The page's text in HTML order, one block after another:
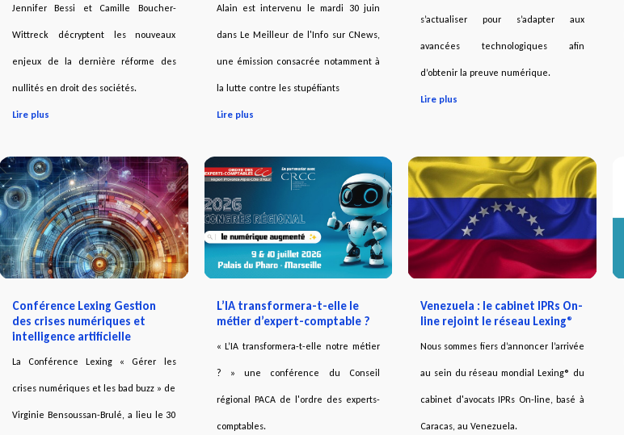
Jennifer Bessi et Camille Boucher-
Wittreck décryptent les nouveaux
enjeux de la dernière réforme des
nullités en droit des sociétés.
Lire plus
Alain est intervenu le mardi 30 juin
dans Le Meilleur de l'Info sur CNews,
une émission consacrée notamment à
la lutte contre les stupéfiants
Lire plus
s’actualiser pour s’adapter aux
avancées technologiques afin
d’obtenir la preuve numérique.
Lire plus
Conférence Lexing Gestion
des crises numériques et
intelligence artificielle
La Conférence Lexing « Gérer les
crises numériques et les bad buzz » de
Virginie Bensoussan-Brulé, a lieu le 30
L’IA transformera-t-elle le
métier d’expert-comptable ?
« L’IA transformera-t-elle notre métier
? » une conférence du Conseil
régional PACA de l'ordre des experts-
comptables.
Venezuela : le cabinet IPRs On-
line rejoint le réseau Lexing®
Nous sommes fiers d’annoncer l’arrivée
au sein du réseau mondial Lexing® du
cabinet d'avocats IPRs On-line, basé à
Caracas, au Venezuela.